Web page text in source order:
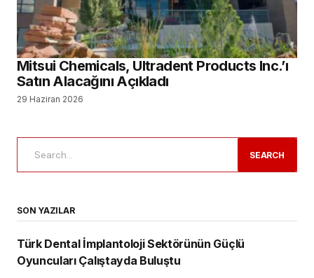
Mitsui Chemicals, Ultradent Products Inc.’ı
Satın Alacağını Açıkladı
29 Haziran 2026
SEARCH
SON YAZILAR
Türk Dental İmplantoloji Sektörünün Güçlü
Oyuncuları Çalıştayda Buluştu